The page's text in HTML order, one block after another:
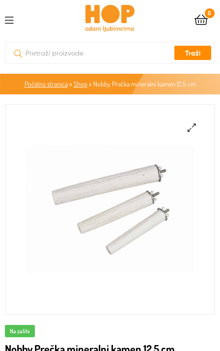
0
Traži
Početna stranica» Shop» Nobby Prečka mineralni kamen 12,5 cm
Na zalihi